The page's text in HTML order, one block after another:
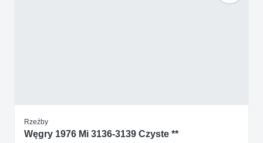
Rzeźby
Węgry 1976 Mi 3136-3139 Czyste **